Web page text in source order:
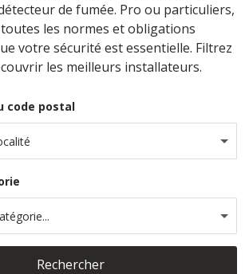
de fumée. Pro ou particuliers,
les normes et obligations
votre sécurité est essentielle. Filtrez
les meilleurs installateurs.
code postal
Rechercher